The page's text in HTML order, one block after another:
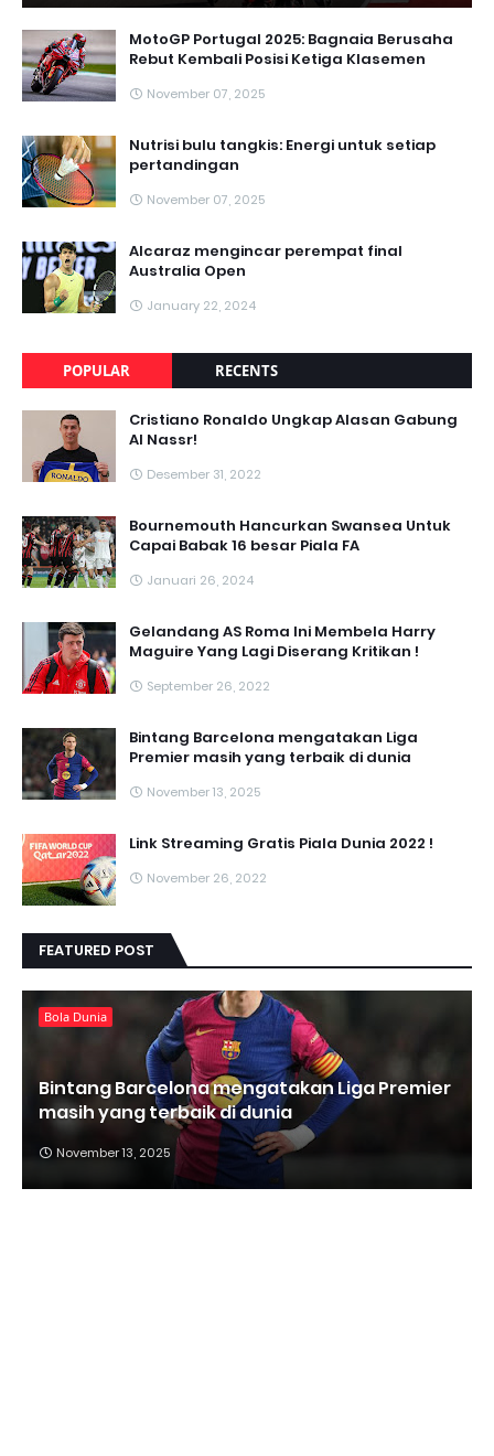
MotoGP Portugal 2025: Bagnaia Berusaha
Rebut Kembali Posisi Ketiga Klasemen
November 07, 2025
Nutrisi bulu tangkis: Energi untuk setiap
pertandingan
November 07, 2025
Alcaraz mengincar perempat final
Australia Open
January 22, 2024
POPULAR RECENTS
Cristiano Ronaldo Ungkap Alasan Gabung
Al Nassr!
Desember 31, 2022
Bournemouth Hancurkan Swansea Untuk
Capai Babak 16 besar Piala FA
Januari 26, 2024
Gelandang AS Roma Ini Membela Harry
Maguire Yang Lagi Diserang Kritikan !
September 26, 2022
Bintang Barcelona mengatakan Liga
Premier masih yang terbaik di dunia
November 13, 2025
Link Streaming Gratis Piala Dunia 2022 !
November 26, 2022
FEATURED POST
Bola Dunia
Bintang Barcelona mengatakan Liga Premier
masih yang terbaik di dunia
November 13, 2025